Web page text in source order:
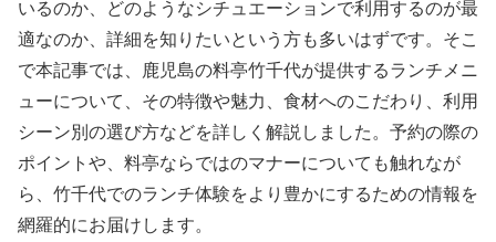
いるのか、どのようなシチュエーションで利用するのが最
適なのか、詳細を知りたいという方も多いはずです。そこ
で本記事では、鹿児島の料亭竹千代が提供するランチメニ
ューについて、その特徴や魅力、食材へのこだわり、利用
シーン別の選び方などを詳しく解説しました。予約の際の
ポイントや、料亭ならではのマナーについても触れなが
ら、竹千代でのランチ体験をより豊かにするための情報を
網羅的にお届けします。